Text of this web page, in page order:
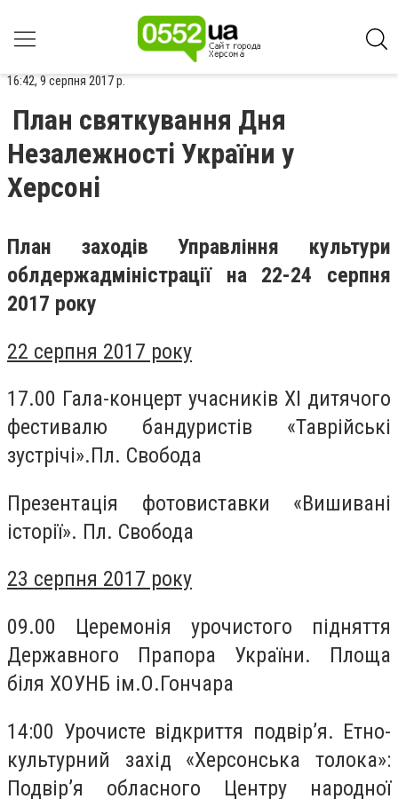
16:42, 9 серпня 2017 р.
План святкування Дня
Незалежності України у
Херсоні
План заходів Управління культури
облдержадміністрації на 22-24 серпня
2017 року
22 серпня 2017 року
17.00 Гала-концерт учасників ХІ дитячого
фестивалю бандуристів «Таврійські
зустрічі».Пл. Свобода
Презентація фотовиставки «Вишивані
історії». Пл. Свобода
23 серпня 2017 року
09.00 Церемонія урочистого підняття
Державного Прапора України. Площа
біля ХОУНБ ім.О.Гончара
14:00 Урочисте відкриття подвір’я. Етно-
культурний захід «Херсонська толока»:
Подвір’я обласного Центру народної